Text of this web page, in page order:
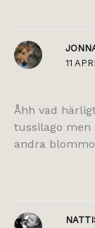
11
Åhh vad
tussilago men
andra